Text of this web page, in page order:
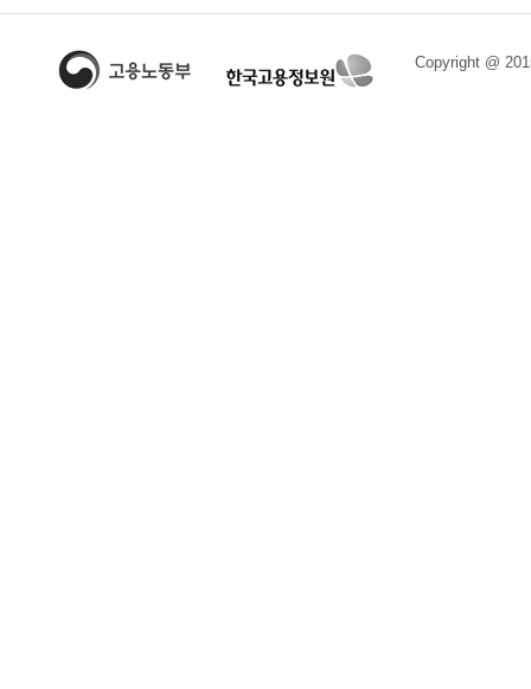
Copyright @